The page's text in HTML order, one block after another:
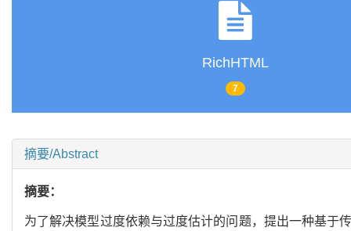
RichHTML
7
摘要/Abstract
摘要：
为了解决模型过度依赖与过度估计的问题，提出一种基于